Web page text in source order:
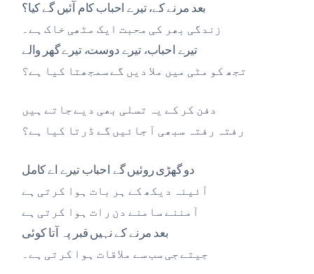
بعد مرنے کے، تیرے احباب کام آئیں گے کیا؟
زندگی بھر کی محبت ایک مٹھی خاک ہے۔
تیرے احباب، تیرے دوست، تیرے گھر والے
تجھ کو مٹی میں ملا دیں گے سمجھتا کیا ہے؟
دفن کر کے یہ تسلی بھی دیے جاتے ہیں
رفتہ رفتہ سبھی آ جائیں گے ڈرتا کیا ہے؟
دو گھڑی روئیں گے احباب تیرے اے کامل
آئینہ دیکھ کے ہر بات ہوا کرتی ہے
آمننے سامنے دن رات ہوا کرتی ہے
بعد مرنے کے نہیں قبر پہ آتا کوئی
جیتے جی سب سے ملاقات ہوا کرتی ہے۔